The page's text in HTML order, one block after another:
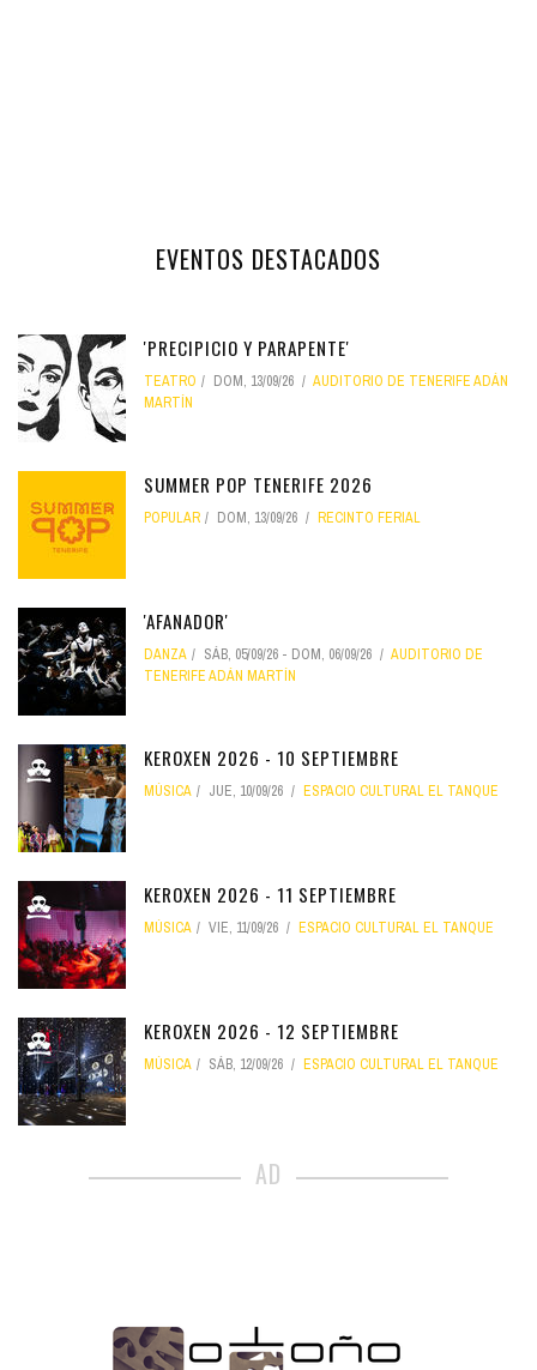
EVENTOS DESTACADOS
'PRECIPICIO Y PARAPENTE'
TEATRO DOM, 13/09/26
AUDITORIO DE TENERIFE ADÁN
MARTÍN
SUMMER POP TENERIFE 2026
POPULAR DOM, 13/09/26 RECINTO FERIAL
'AFANADOR'
DANZA SÁB, 05/09/26 - DOM, 06/09/26
AUDITORIO DE
TENERIFE ADÁN MARTÍN
KEROXEN 2026 - 10 SEPTIEMBRE
MÚSICA JUE, 10/09/26 ESPACIO CULTURAL EL TANQUE
KEROXEN 2026 - 11 SEPTIEMBRE
MÚSICA VIE, 11/09/26 ESPACIO CULTURAL EL TANQUE
KEROXEN 2026 - 12 SEPTIEMBRE
MÚSICA SÁB, 12/09/26 ESPACIO CULTURAL EL TANQUE
AD